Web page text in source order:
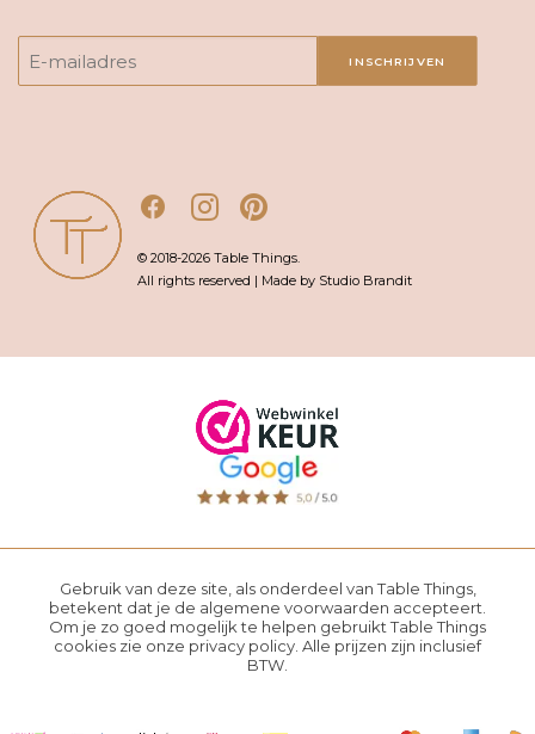
INSCHRIJVEN
© 2018-2026 Table Things.
All rights reserved | Made by Studio Brandit
Gebruik van deze site, als onderdeel van Table Things,
betekent dat je de algemene voorwaarden accepteert.
Om je zo goed mogelijk te helpen gebruikt Table Things
cookies zie onze privacy policy . Alle prijzen zijn inclusief
BTW.